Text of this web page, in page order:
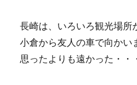
長崎は、いろいろ観光場所
小倉から友人の車で向かい
思ったよりも遠かった・・